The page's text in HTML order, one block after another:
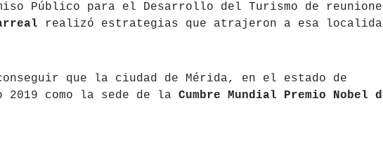
Público para el Desarrollo del Turismo de
realizó estrategias que atrajeron a esa
que la ciudad de Mérida, en el estado de
2019 como la sede de la Cumbre Mundial Premio Nobel